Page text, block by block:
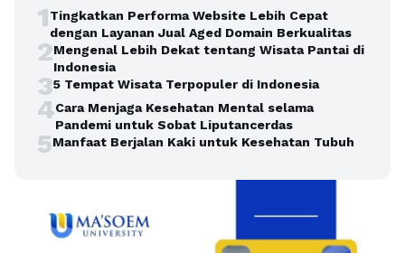
1Tingkatkan Performa Website Lebih Cepat
dengan Layanan Jual Aged Domain Berkualitas
2Mengenal Lebih Dekat tentang Wisata Pantai di
Indonesia
35 Tempat Wisata Terpopuler di Indonesia
4Cara Menjaga Kesehatan Mental selama
Pandemi untuk Sobat Liputancerdas
5Manfaat Berjalan Kaki untuk Kesehatan Tubuh